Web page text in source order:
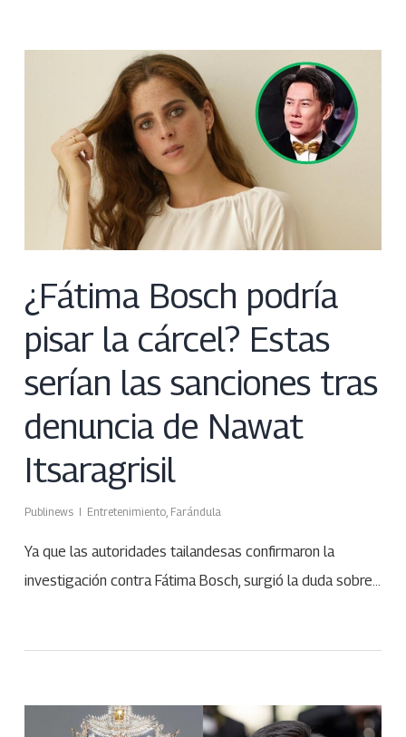
¿Fátima Bosch podría
pisar la cárcel? Estas
serían las sanciones tras
denuncia de Nawat
Itsaragrisil
Publinews Entretenimiento, Farándula
Ya que las autoridades tailandesas confirmaron la
investigación contra Fátima Bosch, surgió la duda sobre…